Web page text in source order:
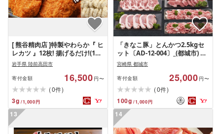
[ 熊谷精肉店 ]特製やわらか『 ヒ
レカツ 』12枚! 揚げるだけ!(1枚
約50g)[ 肉 にく お肉 カツ ヒレ
ヒレカツ カツ丼 冷凍 ヒレカツ
冷凍 冷凍 岩手県 陸前高田 ]
岩手県 陸前高田市
寄付金額 16,500 円〜
(0件)
3g /1,000円
「きなこ豚」とんかつ2.5kgセ
ット〔AD-12-004〕_(都城市) ブ
ランド豚のやわらかい豚肉 豚ロ
ースとんかつ 豚肩ロース豚カツ
ヒレトンカツ ウデ・モモ小間切
れ ひれ肉 腕 もも こま切れ
宮崎県 都城市
寄付金額 25,000 円〜
(0件)
100g /1,000円
13 14